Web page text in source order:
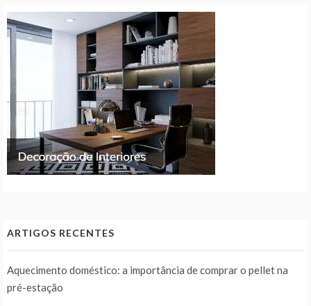
ARTIGOS RECENTES
Aquecimento doméstico: a importância de comprar o pellet na
pré-estação